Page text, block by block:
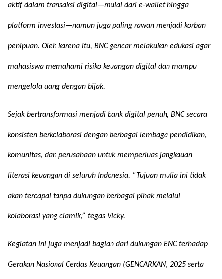
aktif dalam transaksi digital—mulai dari e-wallet hingga
platform investasi—namun juga paling rawan menjadi korban
penipuan. Oleh karena itu, BNC gencar melakukan edukasi agar
mahasiswa memahami risiko keuangan digital dan mampu
mengelola uang dengan bijak.
Sejak bertransformasi menjadi bank digital penuh, BNC secara
konsisten berkolaborasi dengan berbagai lembaga pendidikan,
komunitas, dan perusahaan untuk memperluas jangkauan
literasi keuangan di seluruh Indonesia. “Tujuan mulia ini tidak
akan tercapai tanpa dukungan berbagai pihak melalui
kolaborasi yang ciamik,” tegas Vicky.
Kegiatan ini juga menjadi bagian dari dukungan BNC terhadap
Gerakan Nasional Cerdas Keuangan (GENCARKAN) 2025 serta